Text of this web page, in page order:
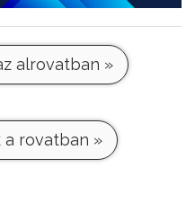
alrovatban »
a rovatban »